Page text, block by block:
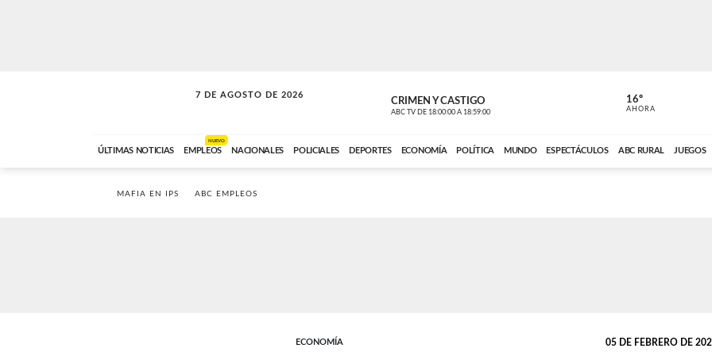
7 DE AGOSTO DE 2026
SOLO MÚSICA CRIMEN Y CASTIGO
ABC TV DE 18:00:00 A 18:59:00 ABC CARDINAL
16º
AHORA
ÚLTIMAS NOTICIAS EMPLEOS
NUEVO
NACIONALES POLICIALES DEPORTES ECONOMÍA POLÍTICA MUNDO ESPECTÁCULOS ABC RURAL JUEGOS
MAFIA EN IPS ABC EMPLEOS
ECONOMÍA 05 DE FEBRERO DE